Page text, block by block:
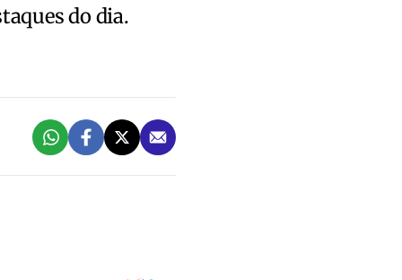
do dia.